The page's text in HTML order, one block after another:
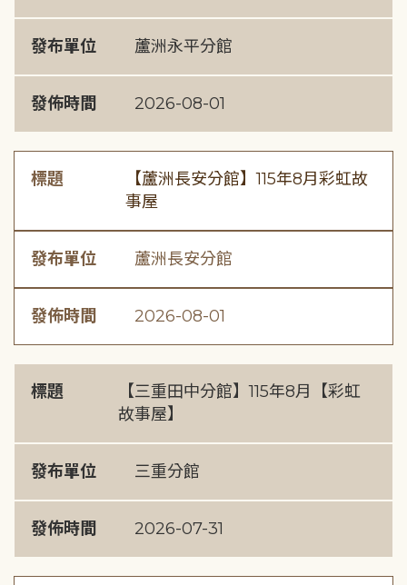
發布單位 蘆洲永平分館
發佈時間 2026-08-01
標題
【蘆洲長安分館】115年8月彩虹故
事屋
發布單位 蘆洲長安分館
發佈時間 2026-08-01
標題
【三重田中分館】115年8月【彩虹
故事屋】
發布單位 三重分館
發佈時間 2026-07-31